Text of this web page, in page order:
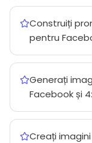
Construiți
pentru
Generați
Facebook și
Creați